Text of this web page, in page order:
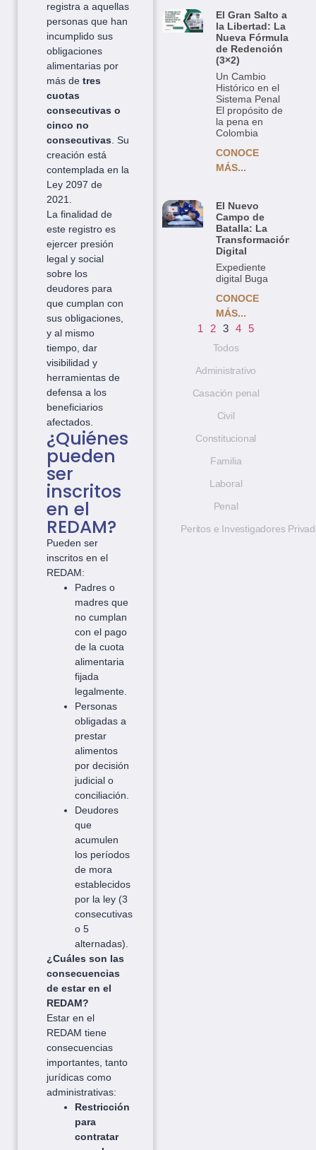
registra a aquellas
personas que han
incumplido sus
obligaciones
alimentarias por
más de tres
cuotas
consecutivas o
cinco no
consecutivas . Su
creación está
contemplada en la
Ley 2097 de
2021.
La finalidad de
este registro es
ejercer presión
legal y social
sobre los
deudores para
que cumplan con
sus obligaciones,
y al mismo
tiempo, dar
visibilidad y
herramientas de
defensa a los
beneficiarios
afectados.
¿Quiénes
pueden
ser
inscritos
en el
REDAM?
Pueden ser
inscritos en el
REDAM:
Padres o
madres que
no cumplan
con el pago
de la cuota
alimentaria
fijada
legalmente.
Personas
obligadas a
prestar
alimentos
por decisión
judicial o
conciliación.
Deudores
que
acumulen
los períodos
de mora
establecidos
por la ley (3
consecutivas
o 5
alternadas).
¿Cuáles son las
consecuencias
de estar en el
REDAM?
Estar en el
REDAM tiene
consecuencias
importantes, tanto
jurídicas como
administrativas:
Restricción
para
contratar
El Gran Salto a
la Libertad: La
Nueva Fórmula
de Redención
(3×2)
Un Cambio
Histórico en el
Sistema Penal
El propósito de
la pena en
Colombia
CONOCE
MÁS...
El Nuevo
Campo de
Batalla: La
Transformación
Digital
Expediente
digital Buga
CONOCE
MÁS...
1 2 3 4 5
Todos
Administrativo
Casación penal
Civil
Constitucional
Familia
Laboral
Penal
Peritos e Investigadores